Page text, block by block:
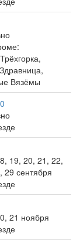
Вязёмы
19, 20, 21, 22,
29 сентября
21 ноября